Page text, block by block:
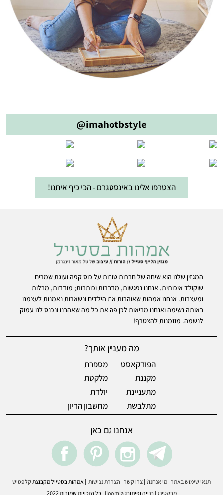
@imahotbstyle
הצטרפו אלינו באינסטגרם - הכי כיף איתנו!
המגזין שלנו הוא שיחה של חברות טובות על כוס קפה ועוגת שמרים
שוקולד איכותית. אנחנו נפגשות, מדברות וכותבות; מודדות, מבלות
ומעצבות. אנחנו אמהות שאוהבות את הילדים ונשארות נאמנות לעצמנו
באותה נשימה ואנחנו מביאות לכן פה את כל מה שאהבנו ונכנס לנו עמוק
לנשמה. מוזמנות להצטרף!
מה מעניין אותך?
הפודקאסט
מקננת
מתעניינת
מתלבשת
מספרת
מלקטת
יולדת
מחשבון הריון
אנחנו גם כאן
Telegram
instegram
pintrest
תנאי שימוש באתר | מי אנחנו? | צרו קשר | הצהרת נגישות | אמהות בסטייל מקבוצת קלפטיש
מרקטינג | בנייה ופיתוח:Ijoomla | כל הזכויות שמורות 2022